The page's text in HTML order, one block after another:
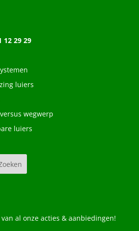
12 29 29
luiers
wegwerp
luiers
al onze acties & aanbiedingen!